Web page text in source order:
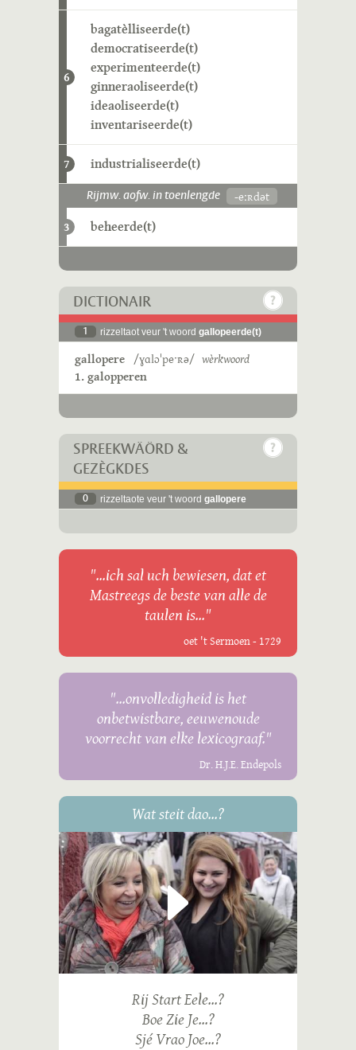
6
bagatèlliseerde(t)
democratiseerde(t)
experimenteerde(t)
ginneraoliseerde(t)
ideaoliseerde(t)
inventariseerde(t)
7 industrialiseerde(t)
Rijmw. aofw. in toenlengde -eːʀdət
3 beheerde(t)
DICTIONAIR
1 rizzeltaot veur 't woord gallopeerde(t)
gallopere /ɣɑlɔˈpeˑʀə/ wèrkwoord
1. galopperen
SPREEKWÄÖRD &
GEZÈGKDES
0 rizzeltaote veur 't woord gallopere
"...ich sal uch bewiesen, dat et
Mastreegs de beste van alle de
taulen is..."
oet 't Sermoen - 1729
"...onvolledigheid is het
onbetwistbare, eeuwenoude
voorrecht van elke lexicograaf."
Dr. H.J.E. Endepols
Wat steit dao...?
Rij Start Eele...?
Boe Zie Je...?
Sjé Vrao Joe...?